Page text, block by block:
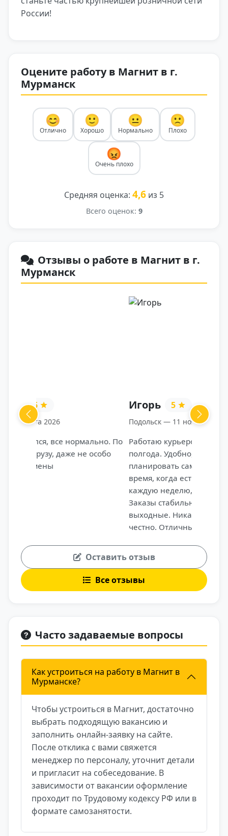
России!
Оцените работу в Магнит в г.
Мурманск
😊
Отлично
🙂
Хорошо
😐
Нормально
🙁
Плохо
😡
Очень плохо
Средняя оценка: 4,6 из 5
Всего оценок: 9
Отзывы о работе в Магнит в г.
Мурманск
Игорь
Подольск — 11 ноября 2025
Работаю курьером Магнита уже
полгода. Удобно, что график можно
планировать самому — подбираю
время, когда есть заказы. Выплаты
каждую неделю, чаевые все мои.
Заказы стабильные, особенно в
выходные. Никаких штрафов, всё
честно. Отличный вариант, если
работать в надёжной компании.
Previous Next
Оставить отзыв
Все отзывы
Часто задаваемые вопросы
Как устроиться на работу в Магнит в
Мурманске?
Чтобы устроиться в Магнит, достаточно
выбрать подходящую вакансию и
заполнить онлайн-заявку на сайте.
После отклика с вами свяжется
менеджер по персоналу, уточнит детали
и пригласит на собеседование. В
зависимости от вакансии оформление
проходит по Трудовому кодексу РФ или в
формате самозанятости.